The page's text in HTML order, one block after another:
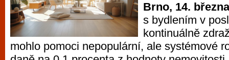
Brno, 14.
s bydlením v
kontinuálně
mohlo pomoci nepopulární, ale systémové